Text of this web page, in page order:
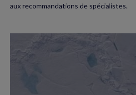
aux recommandations de spécialistes.